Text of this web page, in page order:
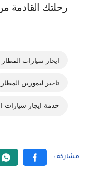
رحلتك القادمة
ايجار سيارات المطار
تاجير ليموزين المطار
خدمة ايجار سيارات